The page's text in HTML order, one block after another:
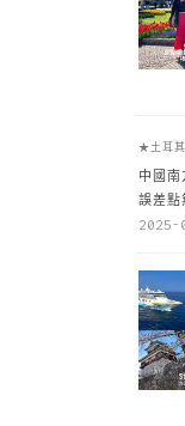
★土耳
中國南
誤差點
2025-